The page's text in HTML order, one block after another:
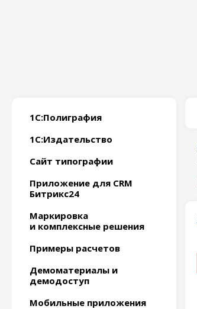
1С:Полиграфия
1С:Издательство
Сайт типографии
Приложение для CRM
Битрикс24
Маркировка
и комплексные решения
Примеры расчетов
Демоматериалы и
демодоступ
Мобильные приложения